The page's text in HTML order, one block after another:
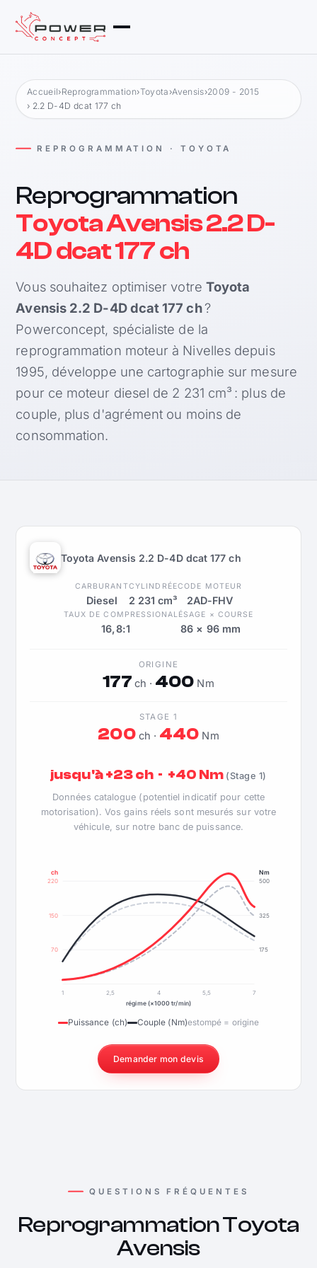
Accueil›Reprogrammation›Toyota ›Avensis›2009 - 2015
› 2.2 D-4D dcat 177 ch
REPROGRAMMATION · TOYOTA
Reprogrammation
Toyota Avensis 2.2 D-
4D dcat 177 ch
Vous souhaitez optimiser votre Toyota
Avensis 2.2 D-4D dcat 177 ch?
Powerconcept, spécialiste de la
reprogrammation moteur à Nivelles depuis
1995, développe une cartographie sur mesure
pour ce moteur diesel de 2 231 cm³ : plus de
couple, plus d'agrément ou moins de
consommation.
Toyota Avensis 2.2 D-4D dcat 177 ch
CARBURANT
Diesel
CYLINDRÉE
2 231 cm³
CODE MOTEUR
2AD-FHV
TAUX DE COMPRESSION
16,8:1
ALÉSAGE × COURSE
86 × 96 mm
ORIGINE
177ch · 400 Nm
STAGE 1
200ch · 440 Nm
jusqu'à +23 ch · +40 Nm (Stage 1)
Données catalogue (potentiel indicatif pour cette
motorisation). Vos gains réels sont mesurés sur votre
véhicule, sur notre banc de puissance.
70
150
220
175
325
500
ch Nm
1 2,5 4 5,5
7
régime (×1000 tr/min)
Puissance (ch) Couple (Nm)estompé = origine
Demander mon devis
QUESTIONS FRÉQUENTES
Reprogrammation Toyota
Avensis